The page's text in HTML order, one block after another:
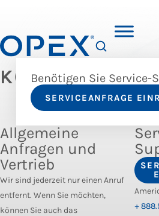
KONTAKT
Benötigen Sie Service-
SERVICEANFRAGE
Allgemeine
Anfragen und
Vertrieb
Wir sind jederzeit nur einen Anruf
entfernt. Wenn Sie möchten,
können Sie auch das
+